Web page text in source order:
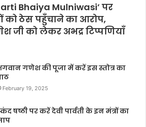
Bhaiya Mulniwasi’ पर
को ठेस पहुँचाने का आरोप,
जी को लेकर अभद्र टिप्पणियाँ
गणेश की पूजा में करें इस स्तोत्र का
February 19, 2025
षष्ठी पर करें देवी पार्वती के इन मंत्रों का